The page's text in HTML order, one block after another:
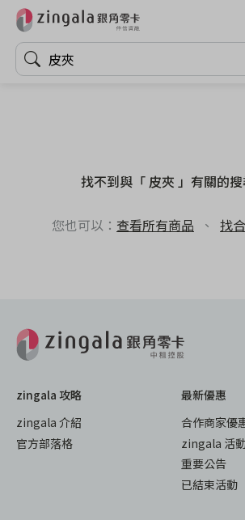
找不到與「 皮夾 」有關的
您也可以： 查看所有商品 、 找
zingala 攻略
zingala 介紹
官方部落格
最新優惠
合作商家優
zingala 活
重要公告
已結束活動